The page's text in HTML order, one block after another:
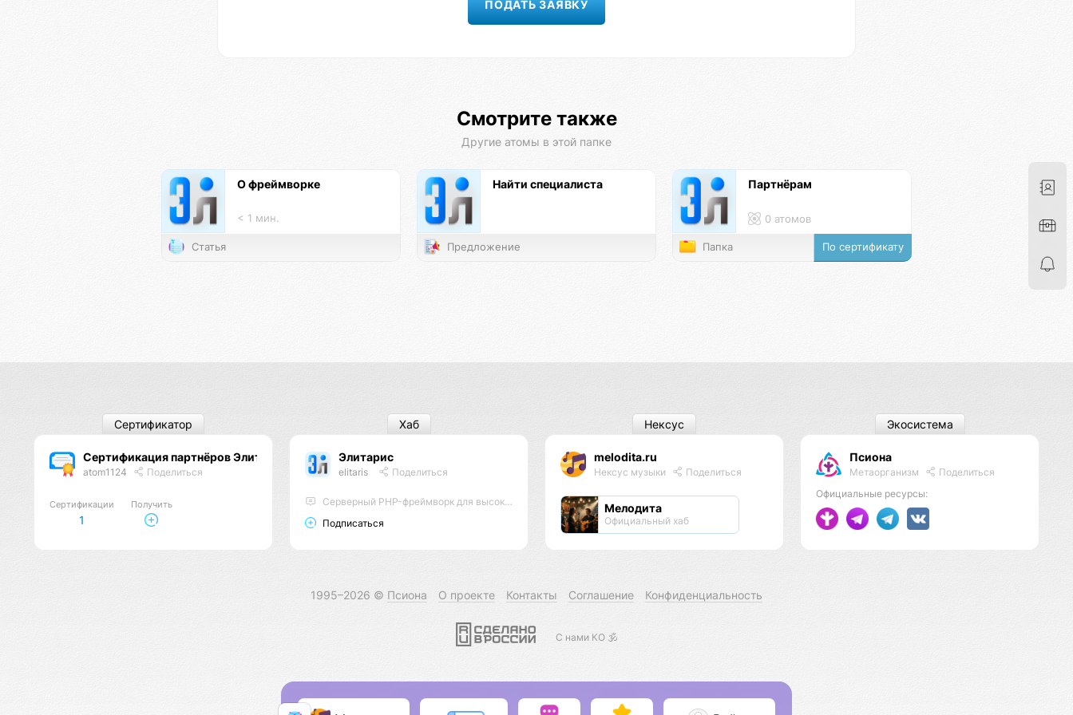
Смотрите также
Другие атомы в этой папке
О фреймворке
< 1 мин.
Статья
Найти специалиста
Предложение
Партнёрам
0 атомов
Папка По сертификату
Сертификация партнёров Элитарис
atom1124 Поделиться
Сертификации
1
Получить
Сертификатор
Элитарис
elitaris Поделиться
Серверный PHP-фреймворк для высоконагруженных проектов
Подписаться
Хаб
melodita.ru
Нексус музыки Поделиться
Мелодита
Официальный хаб
Нексус
Псиона
Метаорганизм
Поделиться
Официальные ресурсы:
Экосистема
1995–2026 © Псиона О проекте Контакты Соглашение Конфиденциальность
С нами КО 🕉️